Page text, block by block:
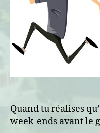
Quand tu réalises
week-ends avant le